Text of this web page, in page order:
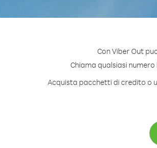
Con Viber Out
Chiama qualsiasi
Acquista pacchetti di credito o